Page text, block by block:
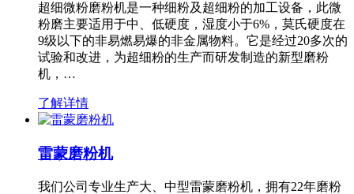
超细微粉磨粉机是一种细粉及超细粉的加工设备，此微
粉磨主要适用于中、低硬度，湿度小于6%，莫氏硬度在
9级以下的非易燃易爆的非金属物料。它是经过20多次的
试验和改进，为超细粉的生产而研发制造的新型磨粉
机，…
了解详情
雷蒙磨粉机
我们公司专业生产大、中型雷蒙磨粉机，拥有22年磨粉